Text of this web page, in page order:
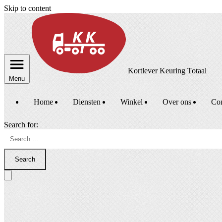
Skip to content
Menu
Kortlever Keuring Totaal
Home Diensten Winkel Over ons
Search for:
Search